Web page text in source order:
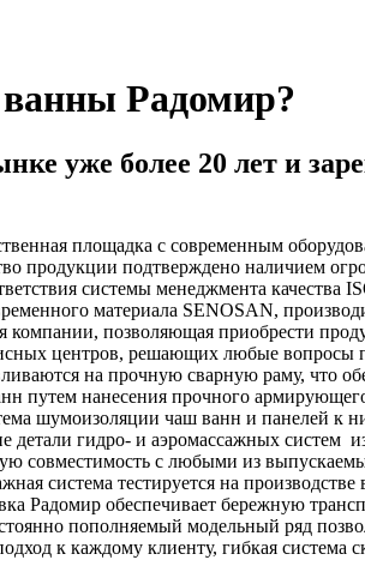
Радомир?
уже более 20 лет и
площадка с современным
продукции подтверждено наличием
системы менеджмента качества
материала SENOSAN,
компании, позволяющая приобрести
центров, решающих любые
на прочную сварную раму, что
путем нанесения прочного
шумоизоляции чаш ванн и панелей
гидро- и аэромассажных систем
совместимость с любыми из
система тестируется на
Радомир обеспечивает бережную
пополняемый модельный ряд
к каждому клиенту, гибкая система